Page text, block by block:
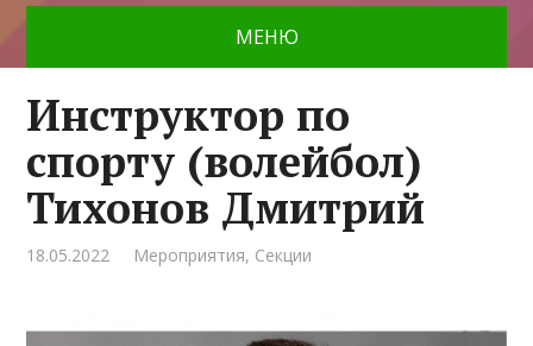
МЕНЮ
Инструктор по
спорту (волейбол)
Тихонов Дмитрий
18.05.2022 Мероприятия, Секции